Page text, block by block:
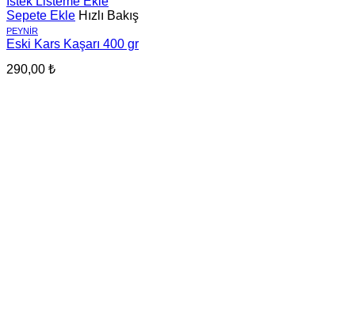
Sepete Ekle Hızlı Bakış
PEYNIR
Eski Kars Kaşarı 400 gr
290,00 ₺